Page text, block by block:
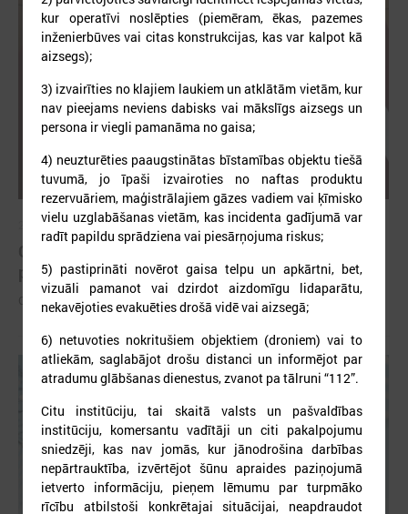
2026. gada 26. maijs
Cildināti “Talkas cilts balvas” uzvarētāji un
pašvaldību koordinatori
Cildināti “Talkas cilts balvas” uzvarētāji un pašvaldību koordinatori
kur operatīvi noslēpties (piemēram, ēkas, pazemes
inženierbūves vai citas konstrukcijas, kas var kalpot kā
aizsegs);
3) izvairīties no klajiem laukiem un atklātām vietām, kur
nav pieejams neviens dabisks vai mākslīgs aizsegs un
persona ir viegli pamanāma no gaisa;
4) neuzturēties paaugstinātas bīstamības objektu tiešā
tuvumā, jo īpaši izvairoties no naftas produktu
rezervuāriem, maģistrālajiem gāzes vadiem vai ķīmisko
vielu uzglabāšanas vietām, kas incidenta gadījumā var
radīt papildu sprādziena vai piesārņojuma riskus;
5) pastiprināti novērot gaisa telpu un apkārtni, bet,
vizuāli pamanot vai dzirdot aizdomīgu lidaparātu,
nekavējoties evakuēties drošā vidē vai aizsegā;
6) netuvoties nokritušiem objektiem (droniem) vai to
atliekām, saglabājot drošu distanci un informējot par
atradumu glābšanas dienestus, zvanot pa tālruni “112”.
Citu institūciju, tai skaitā valsts un pašvaldības
institūciju, komersantu vadītāji un citi pakalpojumu
sniedzēji, kas nav jomās, kur jānodrošina darbības
nepārtrauktība, izvērtējot šūnu apraides paziņojumā
ietverto informāciju, pieņem lēmumu par turpmāko
rīcību atbilstoši konkrētajai situācijai, neapdraudot